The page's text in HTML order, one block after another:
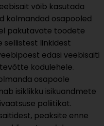
võib kasutada
kolmandad osapooled
pakutavate toodete
sellistest linkidest
edasi veebisaiti
kodulehele.
osapoole
isiklikku isikuandmete
poliitikat.
peaksite enne